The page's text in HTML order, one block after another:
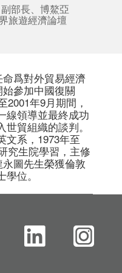
部長、博鰲亞
旅遊經濟論壇
爲對外貿易經濟
參加中國復關
2001年9月期間，
線領導並最終成功
貿組織的談判。
文系，1973年至
究生院學習，主修
圖先生榮獲倫敦
位。